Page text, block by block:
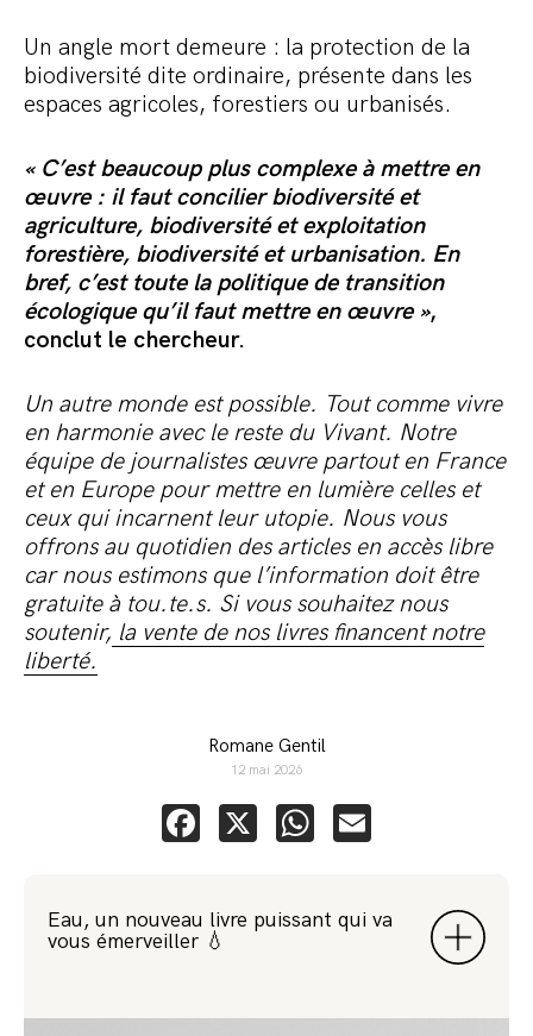
Un angle mort demeure : la protection de la
biodiversité dite ordinaire, présente dans les
espaces agricoles, forestiers ou urbanisés.
« C’est beaucoup plus complexe à mettre en
œuvre : il faut concilier biodiversité et
agriculture, biodiversité et exploitation
forestière, biodiversité et urbanisation. En
bref, c’est toute la politique de transition
écologique qu’il faut mettre en œuvre »,
conclut le chercheur.
Un autre monde est possible. Tout comme vivre
en harmonie avec le reste du Vivant. Notre
équipe de journalistes œuvre partout en France
et en Europe pour mettre en lumière celles et
ceux qui incarnent leur utopie. Nous vous
offrons au quotidien des articles en accès libre
car nous estimons que l’information doit être
gratuite à tou.te.s. Si vous souhaitez nous
soutenir, la vente de nos livres financent notre
liberté.
Romane Gentil
12 mai 2026
Facebook
X WhatsApp
Eau, un nouveau livre puissant qui va
vous émerveiller 💧